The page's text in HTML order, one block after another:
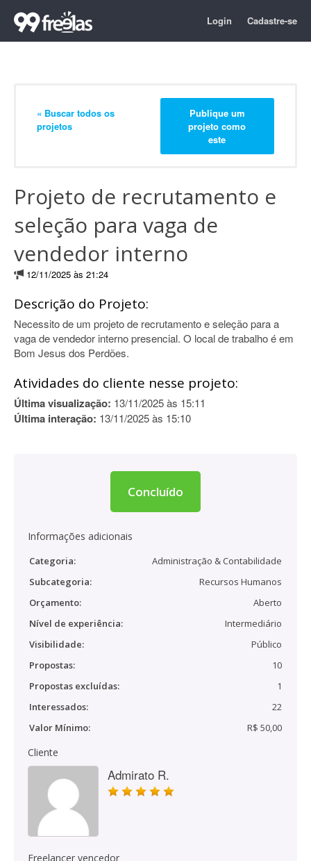
Login Cadastre-se
« Buscar todos os
projetos
Publique um
projeto como
este
Projeto de recrutamento e
seleção para vaga de
vendedor interno
12/11/2025 às 21:24
Descrição do Projeto:
Necessito de um projeto de recrutamento e seleção para a
vaga de vendedor interno presencial. O local de trabalho é em
Bom Jesus dos Perdões.
Atividades do cliente nesse projeto:
Última visualização: 13/11/2025 às 15:11
Última interação: 13/11/2025 às 15:10
Concluído
Informações adicionais
Categoria:
Administração & Contabilidade
Subcategoria:
Recursos Humanos
Orçamento:
Aberto
Nível de experiência:
Intermediário
Visibilidade:
Público
Propostas:
10
Propostas excluídas:
1
Interessados:
22
Valor Mínimo:
R$ 50,00
Cliente
Admirato R.
Freelancer vencedor